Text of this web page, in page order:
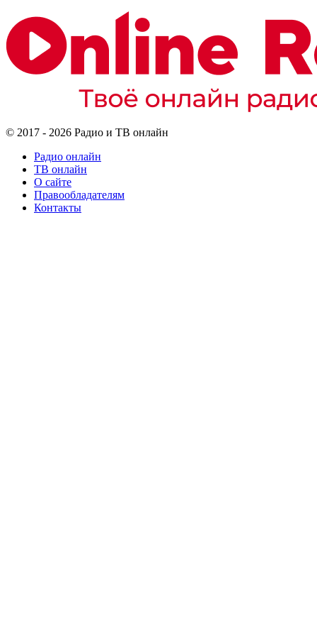
© 2017 - 2026 Радио и ТВ онлайн
Радио онлайн
ТВ онлайн
О сайте
Правообладателям
Контакты